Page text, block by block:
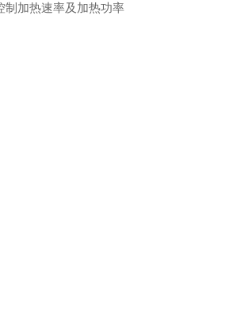
制加热速率及加热功率